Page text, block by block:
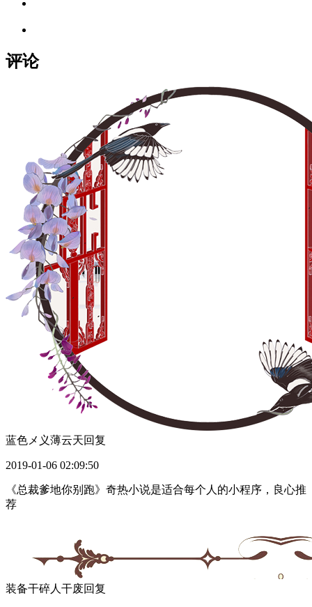
评论
蓝色メ义薄云天回复
2019-01-06 02:09:50
《总裁爹地你别跑》奇热小说是适合每个人的小程序，良心推
荐
装备干碎人干废回复